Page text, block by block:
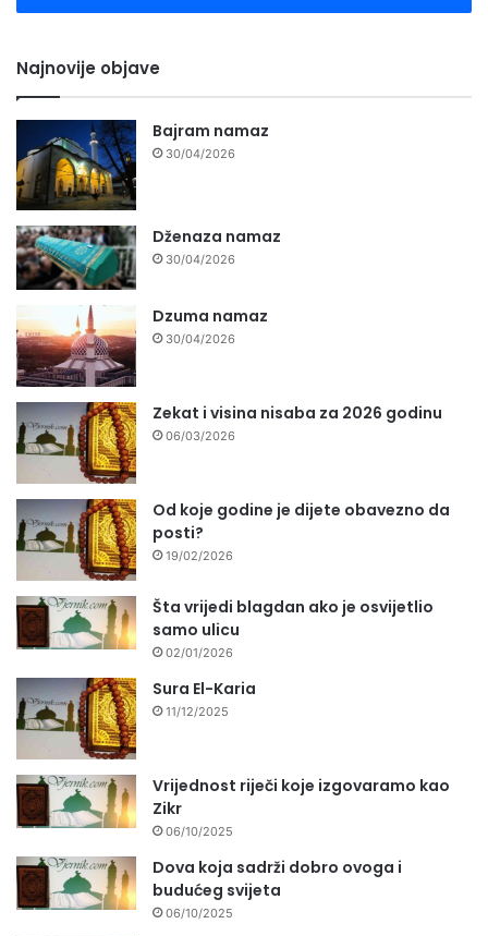
Najnovije objave
Bajram namaz
30/04/2026
Dženaza namaz
30/04/2026
Dzuma namaz
30/04/2026
Zekat i visina nisaba za 2026 godinu
06/03/2026
Od koje godine je dijete obavezno da
posti?
19/02/2026
Šta vrijedi blagdan ako je osvijetlio
samo ulicu
02/01/2026
Sura El-Karia
11/12/2025
Vrijednost riječi koje izgovaramo kao
Zikr
06/10/2025
Dova koja sadrži dobro ovoga i
budućeg svijeta
06/10/2025